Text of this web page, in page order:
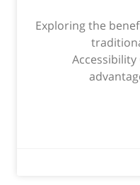
Exploring the